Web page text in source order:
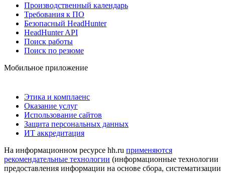
Производственный календарь
Требования к ПО
Безопасный HeadHunter
HeadHunter API
Поиск работы
Поиск по резюме
Мобильное приложение
Этика и комплаенс
Оказание услуг
Использование сайтов
Защита персональных данных
ИТ аккредитация
На информационном ресурсе hh.ru применяются
рекомендательные технологии (информационные технологии
предоставления информации на основе сбора, систематизации